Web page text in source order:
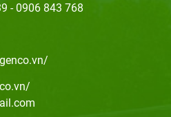
- 0906 843 768